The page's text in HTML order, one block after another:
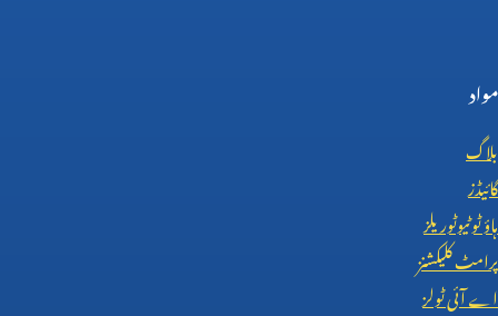
مواد
بلاگ
گائیڈز
ہاؤ ٹو ٹیوٹوریلز
پرامٹ کلیکشنز
اے آئی ٹولز